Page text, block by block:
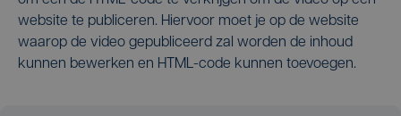
website te publiceren. Hiervoor moet je op de website
waarop de video gepubliceerd zal worden de inhoud
kunnen bewerken en HTML-code kunnen toevoegen.